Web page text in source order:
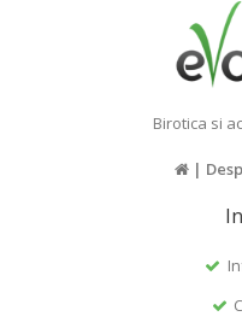
Birotica si
|